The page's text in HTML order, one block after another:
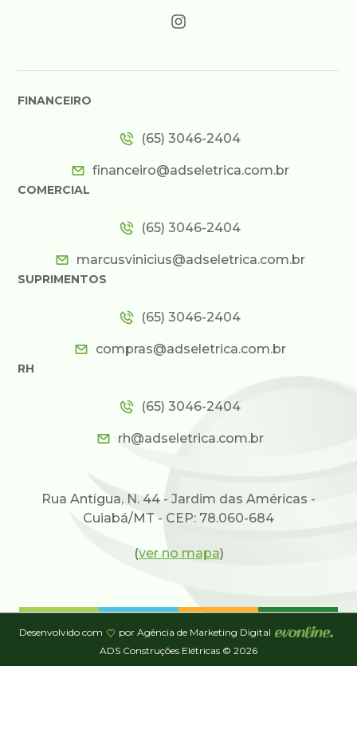
FINANCEIRO
(65) 3046-2404
financeiro@adseletrica.com.br
COMERCIAL
(65) 3046-2404
marcusvinicius@adseletrica.com.br
SUPRIMENTOS
(65) 3046-2404
compras@adseletrica.com.br
RH
(65) 3046-2404
rh@adseletrica.com.br
Rua Antígua, N. 44 - Jardim das Américas -
Cuiabá/MT - CEP: 78.060-684
(ver no mapa)
Desenvolvido com
por Agência de Marketing Digital
ADS Construções Elétricas © 2026